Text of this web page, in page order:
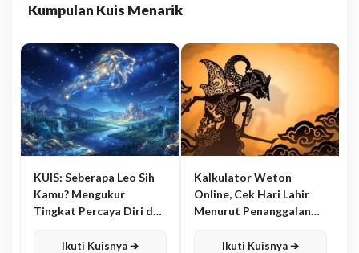
Kumpulan Kuis Menarik
KUIS: Seberapa Leo Sih
Kamu? Mengukur
Tingkat Percaya Diri dan
Ikuti Kuisnya ➔
Kalkulator Weton
Online, Cek Hari Lahir
Menurut Penanggalan
Ikuti Kuisnya ➔